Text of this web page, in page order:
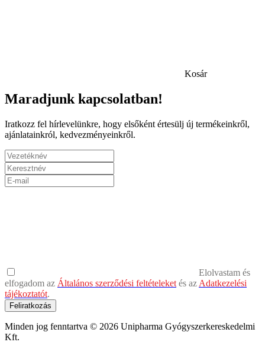
Kosár
Maradjunk kapcsolatban!
Iratkozz fel hírlevelünkre, hogy elsőként értesülj új termékeinkről,
ajánlatainkról, kedvezményeinkről.
Elolvastam és
elfogadom az Általános szerződési feltételeket és az Adatkezelési
tájékoztatót.
Feliratkozás
Minden jog fenntartva © 2026 Unipharma Gyógyszerkereskedelmi
Kft.